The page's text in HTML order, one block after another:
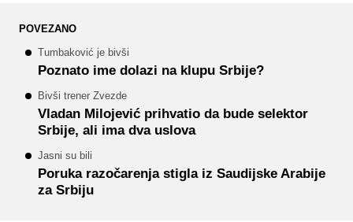
POVEZANO
Tumbaković je bivši
Poznato ime dolazi na klupu Srbije?
Bivši trener Zvezde
Vladan Milojević prihvatio da bude selektor
Srbije, ali ima dva uslova
Jasni su bili
Poruka razočarenja stigla iz Saudijske Arabije
za Srbiju